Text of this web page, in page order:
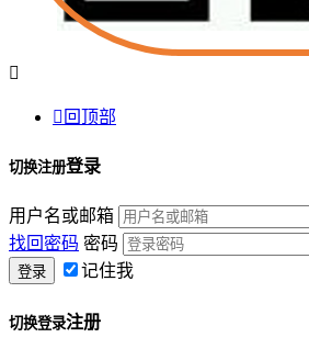

 回顶部
切换注册登录
用户名或邮箱
找回密码 密码
记住我
切换登录注册